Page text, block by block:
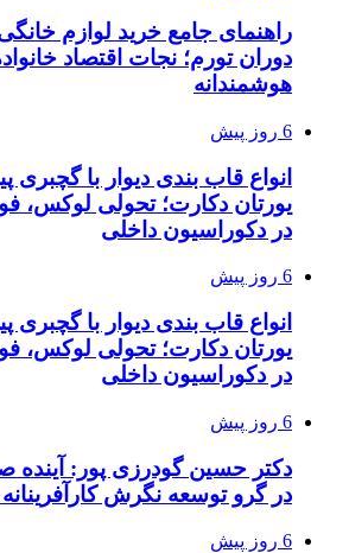
راهنمای جامع خرید لوازم
دوران تورم؛ نجات اقتصاد
هوشمندانه
6 روز پیش
انواع قاب بندی دیوار با
یورتان دکارت؛ تحولی لوکس،
در دکوراسیون داخلی
6 روز پیش
انواع قاب بندی دیوار با
یورتان دکارت؛ تحولی لوکس،
در دکوراسیون داخلی
6 روز پیش
دکتر حسین گودرزی پور: آینده
در گرو توسعه نگرش
6 روز پیش